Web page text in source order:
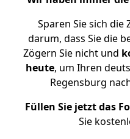
Sparen Sie sich
darum, dass Sie die
Zögern Sie nicht und
heute, um Ihren
Regensburg
Füllen Sie jetzt das
Sie